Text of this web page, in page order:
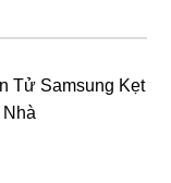
Tử Samsung Kẹt
Nhà